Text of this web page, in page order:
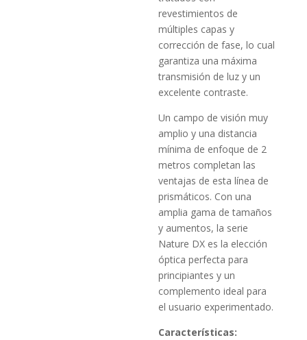
revestimientos de
múltiples capas y
corrección de fase, lo cual
garantiza una máxima
transmisión de luz y un
excelente contraste.
Un campo de visión muy
amplio y una distancia
mínima de enfoque de 2
metros completan las
ventajas de esta línea de
prismáticos. Con una
amplia gama de tamaños
y aumentos, la serie
Nature DX es la elección
óptica perfecta para
principiantes y un
complemento ideal para
el usuario experimentado.
Características: